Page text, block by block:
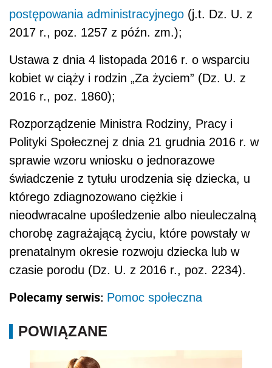
postępowania administracyjnego (j.t. Dz. U. z
2017 r., poz. 1257 z późn. zm.);
Ustawa z dnia 4 listopada 2016 r. o wsparciu
kobiet w ciąży i rodzin „Za życiem” (Dz. U. z
2016 r., poz. 1860);
Rozporządzenie Ministra Rodziny, Pracy i
Polityki Społecznej z dnia 21 grudnia 2016 r. w
sprawie wzoru wniosku o jednorazowe
świadczenie z tytułu urodzenia się dziecka, u
którego zdiagnozowano ciężkie i
nieodwracalne upośledzenie albo nieuleczalną
chorobę zagrażającą życiu, które powstały w
prenatalnym okresie rozwoju dziecka lub w
czasie porodu (Dz. U. z 2016 r., poz. 2234).
Polecamy serwis: Pomoc społeczna
POWIĄZANE